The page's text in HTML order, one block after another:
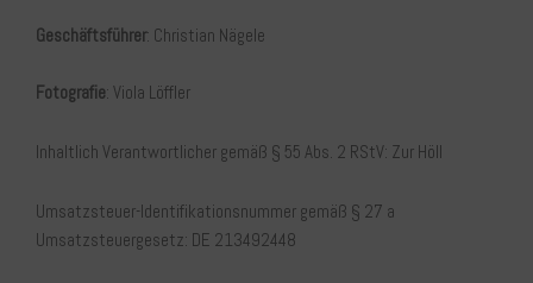
Geschäftsführer: Christian Nägele
Fotografie: Viola Löffler
Inhaltlich Verantwortlicher gemäß § 55 Abs. 2 RStV: Zur Höll
Umsatzsteuer-Identifikationsnummer gemäß § 27 a
Umsatzsteuergesetz: DE 213492448